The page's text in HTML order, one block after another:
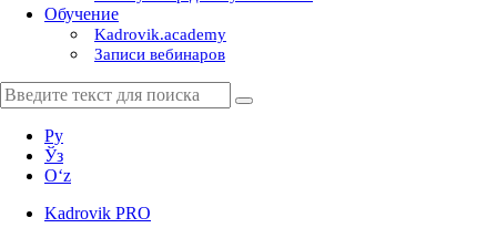
Обучение
Kadrovik.academy
Записи вебинаров
Ру
Ўз
Oʻz
Kadrovik PRO